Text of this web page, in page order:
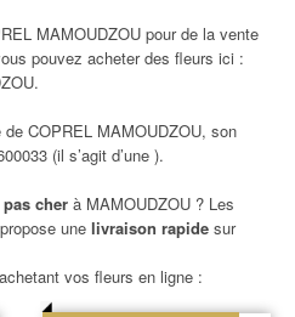
MAMOUDZOU pour de la vente
pouvez acheter des fleurs ici :
COPREL MAMOUDZOU, son
(il s’agit d’une ).
pas cherà MAMOUDZOU ? Les
une livraison rapide sur
vos fleurs en ligne :